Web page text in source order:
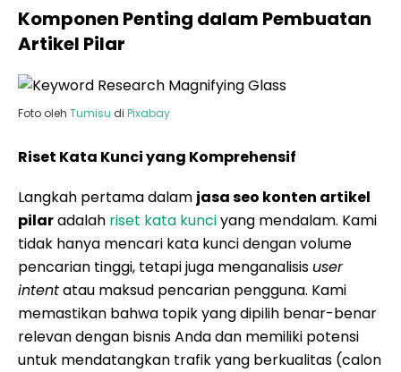
Komponen Penting dalam Pembuatan
Artikel Pilar
Foto oleh Tumisu di Pixabay
Riset Kata Kunci yang Komprehensif
Langkah pertama dalam jasa seo konten artikel
pilaradalah riset kata kunciyang mendalam. Kami
tidak hanya mencari kata kunci dengan volume
pencarian tinggi, tetapi juga menganalisis user
intentatau maksud pencarian pengguna. Kami
memastikan bahwa topik yang dipilih benar-benar
relevan dengan bisnis Anda dan memiliki potensi
untuk mendatangkan trafik yang berkualitas (calon